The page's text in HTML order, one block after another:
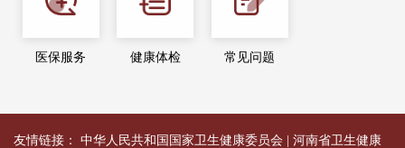
医保服务 健康体检 常见问题
友情链接： 中华人民共和国国家卫生健康委员会
河南省卫生健康